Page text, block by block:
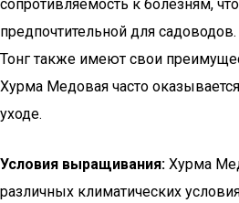
сопротивляемость к болезням,
предпочтительной для
Тонг также имеют свои
Хурма Медовая часто
уходе.
Условия выращивания: Хурма
различных климатических